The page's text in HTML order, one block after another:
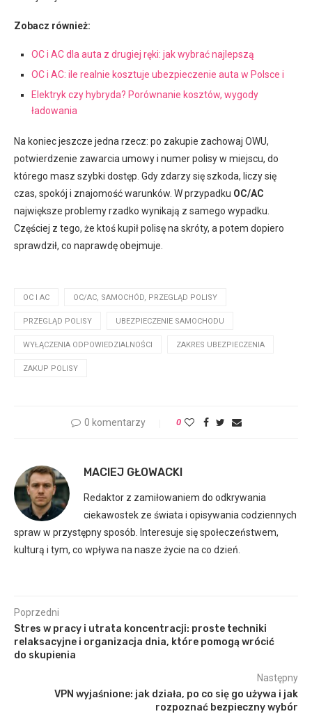
Zobacz również:
OC i AC dla auta z drugiej ręki: jak wybrać najlepszą
OC i AC: ile realnie kosztuje ubezpieczenie auta w Polsce i
Elektryk czy hybryda? Porównanie kosztów, wygody
ładowania
Na koniec jeszcze jedna rzecz: po zakupie zachowaj OWU,
potwierdzenie zawarcia umowy i numer polisy w miejscu, do
którego masz szybki dostęp. Gdy zdarzy się szkoda, liczy się
czas, spokój i znajomość warunków. W przypadku OC/AC
największe problemy rzadko wynikają z samego wypadku.
Częściej z tego, że ktoś kupił polisę na skróty, a potem dopiero
sprawdził, co naprawdę obejmuje.
OC I AC OC/AC, SAMOCHÓD, PRZEGLĄD POLISY
PRZEGLĄD POLISY UBEZPIECZENIE SAMOCHODU
WYŁĄCZENIA ODPOWIEDZIALNOŚCI ZAKRES UBEZPIECZENIA
ZAKUP POLISY
0 komentarzy 0
MACIEJ GŁOWACKI
Redaktor z zamiłowaniem do odkrywania
ciekawostek ze świata i opisywania codziennych
spraw w przystępny sposób. Interesuje się społeczeństwem,
kulturą i tym, co wpływa na nasze życie na co dzień.
Poprzedni
Stres w pracy i utrata koncentracji: proste techniki
relaksacyjne i organizacja dnia, które pomogą wrócić
do skupienia
Następny
VPN wyjaśnione: jak działa, po co się go używa i jak
rozpoznać bezpieczny wybór